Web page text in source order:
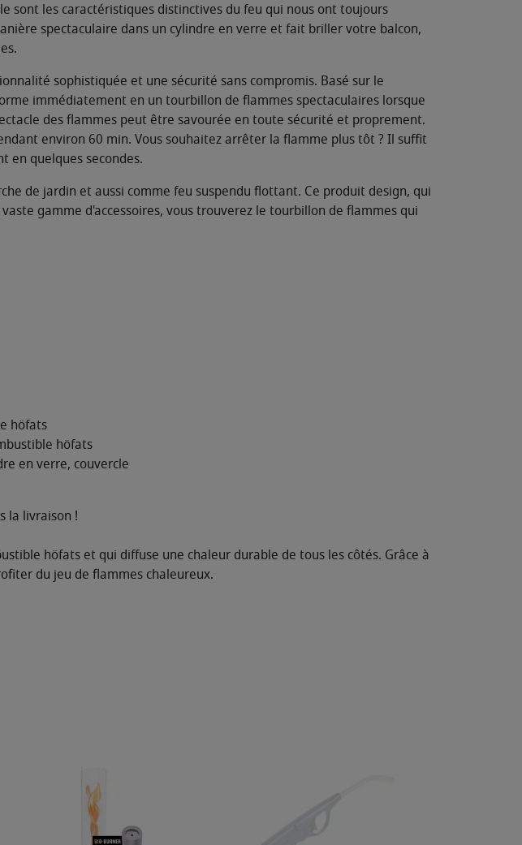
sont les caractéristiques distinctives du feu qui nous ont toujours
spectaculaire dans un cylindre en verre et fait briller votre balcon,
sophistiquée et une sécurité sans compromis. Basé sur le
immédiatement en un tourbillon de flammes spectaculaires lorsque
des flammes peut être savourée en toute sécurité et proprement.
environ 60 min. Vous souhaitez arrêter la flamme plus tôt ? Il suffit
en quelques secondes.
de jardin et aussi comme feu suspendu flottant. Ce produit design, qui
gamme d'accessoires, vous trouverez le tourbillon de flammes qui
höfats
höfats
en verre, couvercle
la livraison !
höfats et qui diffuse une chaleur durable de tous les côtés. Grâce à
du jeu de flammes chaleureux.